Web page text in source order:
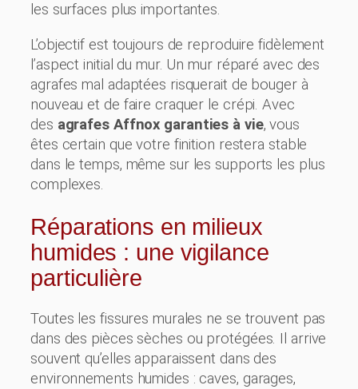
les surfaces plus importantes.
L’objectif est toujours de reproduire fidèlement
l’aspect initial du mur. Un mur réparé avec des
agrafes mal adaptées risquerait de bouger à
nouveau et de faire craquer le crépi. Avec
des agrafes Affnox garanties à vie, vous
êtes certain que votre finition restera stable
dans le temps, même sur les supports les plus
complexes.
Réparations en milieux
humides : une vigilance
particulière
Toutes les fissures murales ne se trouvent pas
dans des pièces sèches ou protégées. Il arrive
souvent qu’elles apparaissent dans des
environnements humides : caves, garages,